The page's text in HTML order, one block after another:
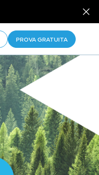
PROVA GRATUITA